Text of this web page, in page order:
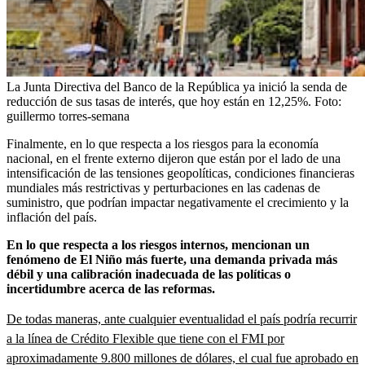
La Junta Directiva del Banco de la República ya inició la senda de
reducción de sus tasas de interés, que hoy están en 12,25%. Foto:
guillermo torres-semana
Finalmente, en lo que respecta a los riesgos para la economía
nacional, en el frente externo dijeron que están por el lado de una
intensificación de las tensiones geopolíticas, condiciones financieras
mundiales más restrictivas y perturbaciones en las cadenas de
suministro, que podrían impactar negativamente el crecimiento y la
inflación del país.
En lo que respecta a los riesgos internos, mencionan un
fenómeno de El Niño más fuerte, una demanda privada más
débil y una calibración inadecuada de las políticas o
incertidumbre acerca de las reformas.
De todas maneras, ante cualquier eventualidad el país podría recurrir
a la línea de Crédito Flexible que tiene con el FMI por
aproximadamente 9.800 millones de dólares, el cual fue aprobado en